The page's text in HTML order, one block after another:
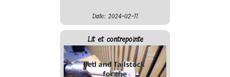
Date: 2024-02-11
Lit et contrepointe